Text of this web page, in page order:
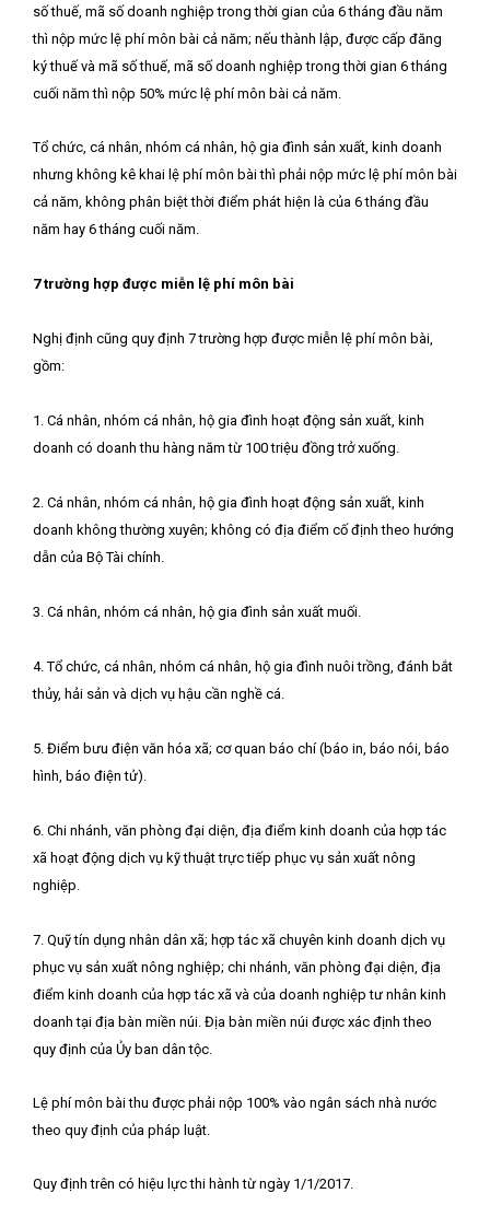
số thuế, mã số doanh nghiệp trong thời gian của 6 tháng đầu năm
thì nộp mức lệ phí môn bài cả năm; nếu thành lập, được cấp đăng
ký thuế và mã số thuế, mã số doanh nghiệp trong thời gian 6 tháng
cuối năm thì nộp 50% mức lệ phí môn bài cả năm.
Tổ chức, cá nhân, nhóm cá nhân, hộ gia đình sản xuất, kinh doanh
nhưng không kê khai lệ phí môn bài thì phải nộp mức lệ phí môn bài
cả năm, không phân biệt thời điểm phát hiện là của 6 tháng đầu
năm hay 6 tháng cuối năm.
7 trường hợp được miễn lệ phí môn bài
Nghị định cũng quy định 7 trường hợp được miễn lệ phí môn bài,
gồm:
1. Cá nhân, nhóm cá nhân, hộ gia đình hoạt động sản xuất, kinh
doanh có doanh thu hàng năm từ 100 triệu đồng trở xuống.
2. Cá nhân, nhóm cá nhân, hộ gia đình hoạt động sản xuất, kinh
doanh không thường xuyên; không có địa điểm cố định theo hướng
dẫn của Bộ Tài chính.
3. Cá nhân, nhóm cá nhân, hộ gia đình sản xuất muối.
4. Tổ chức, cá nhân, nhóm cá nhân, hộ gia đình nuôi trồng, đánh bắt
thủy, hải sản và dịch vụ hậu cần nghề cá.
5. Điểm bưu điện văn hóa xã; cơ quan báo chí (báo in, báo nói, báo
hình, báo điện tử).
6. Chi nhánh, văn phòng đại diện, địa điểm kinh doanh của hợp tác
xã hoạt động dịch vụ kỹ thuật trực tiếp phục vụ sản xuất nông
nghiệp.
7. Quỹ tín dụng nhân dân xã; hợp tác xã chuyên kinh doanh dịch vụ
phục vụ sản xuất nông nghiệp; chi nhánh, văn phòng đại diện, địa
điểm kinh doanh của hợp tác xã và của doanh nghiệp tư nhân kinh
doanh tại địa bàn miền núi. Địa bàn miền núi được xác định theo
quy định của Ủy ban dân tộc.
Lệ phí môn bài thu được phải nộp 100% vào ngân sách nhà nước
theo quy định của pháp luật.
Quy định trên có hiệu lực thi hành từ ngày 1/1/2017.